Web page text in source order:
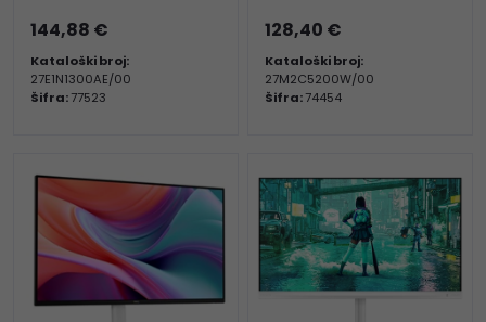
144,88 €
Kataloški broj:
27E1N1300AE/00
Šifra:77523
128,40 €
Kataloški broj:
27M2C5200W/00
Šifra:74454